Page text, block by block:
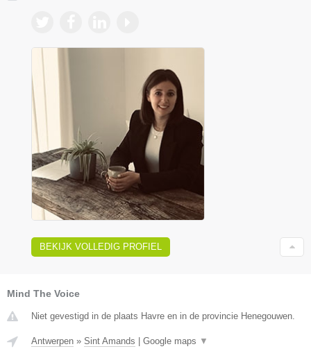
BEKIJK VOLLEDIG PROFIEL
Mind The Voice
Niet gevestigd in de plaats Havre en in de provincie Henegouwen.
Antwerpen » Sint Amands | Google maps ▼